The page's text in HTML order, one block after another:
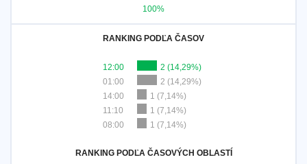
100%
RANKING PODĽA ČASOV
12:00
2 (14,29%)
01:00
2 (14,29%)
14:00
1 (7,14%)
11:10
1 (7,14%)
08:00
1 (7,14%)
RANKING PODĽA ČASOVÝCH OBLASTÍ